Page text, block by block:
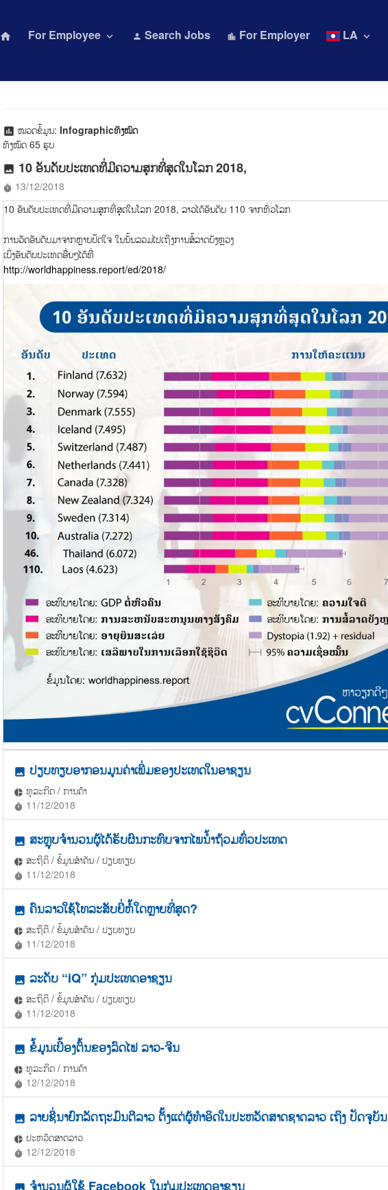
home For Employee keyboard_arrow_down person Search Jobs location_city For Employer LA keyboard_arrow_down
assessment ໝວດຂໍ້ມູນ: Infographicທັງໝົດ
ທັງໝົດ 65 ຮູບ
photo 10 ອັນດັບປະເທດທີ່ມີຄວາມສຸກທີ່ສຸດໃນໂລກ 2018,
timer 13/12/2018
10 ອັນດັບປະເທດທີ່ມີຄວາມສຸກທີ່ສຸດໃນໂລກ 2018, ລາວໄດ້ອັນດັບ 110 ຈາກທົ່ວໂລກ
ການວັດອັນດັບມາຈາກຫຼາຍປັດໃຈ ໃນນັ້ນລວມໄປເຖິງການສໍ້ລາດບັງຫຼວງ
ເບິ່ງອັນດັບປະເທດອື່ນໆໄດ້ທີ່
http://worldhappiness.report/ed/2018/
photo ປຽບທຽບອາກອນມູນຄ່າເພີ່ມຂອງປະເທດໃນອາຊຽນ
pie_chart ທຸລະກິດ / ການຄ້າ
timer 11/12/2018
photo ສະຫຼຸບຈຳນວນຜູ້ໄດ້ຮັບຜົນກະທົບຈາກໄພນ້ຳຖ້ວມທົ່ວປະເທດ
pie_chart ສະຖິຕິ / ຂໍ້ມູນສຳຄັນ / ປຽບທຽບ
timer 11/12/2018
photo ຄົນລາວໃຊ້ໂທລະສັບຍີ່ຫໍ້ໃດຫຼາຍທີ່ສຸດ?
pie_chart ສະຖິຕິ / ຂໍ້ມູນສຳຄັນ / ປຽບທຽບ
timer 11/12/2018
photo ລະດັບ “iQ” ກຸ່ມປະເທດອາຊຽນ
pie_chart ສະຖິຕິ / ຂໍ້ມູນສຳຄັນ / ປຽບທຽບ
timer 11/12/2018
photo ຂໍ້ມູນເບື້ອງຕົ້ນຂອງລົດໄຟ ລາວ-ຈີນ
pie_chart ທຸລະກິດ / ການຄ້າ
timer 12/12/2018
photo ລາຍຊື່ນາຍົກລັດຖະມົນຕີລາວ ຕັ້ງແຕ່ຜູ້ທຳອິດໃນປະຫວັດສາດຊາດລາວ ເຖິງ ປັດຈຸບັນ
pie_chart ປະຫວັດສາດລາວ
timer 12/12/2018
ຈໍານວນຜູ້ໃຊ້ Facebook ໃນກຸ່ມປະເທດອາຊຽນ